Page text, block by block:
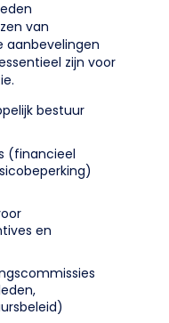
van
aanbevelingen
zijn voor
bestuur
(financieel
en